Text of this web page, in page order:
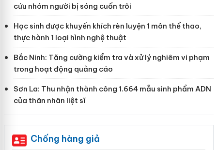
cứu nhóm người bị sóng cuốn trôi
Học sinh được khuyến khích rèn luyện 1 môn thể thao,
thực hành 1 loại hình nghệ thuật
Bắc Ninh: Tăng cường kiểm tra và xử lý nghiêm vi phạm
trong hoạt động quảng cáo
Sơn La: Thu nhận thành công 1.664 mẫu sinh phẩm ADN
của thân nhân liệt sĩ
Chống hàng giả